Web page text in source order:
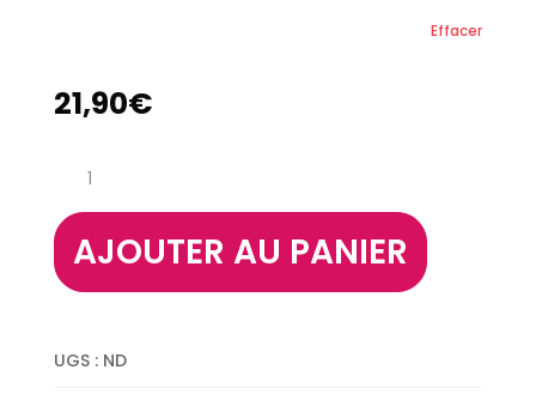
Effacer
21,90€
Sapin
Épicéa
150AJOUTER AU PANIER
UGS : ND